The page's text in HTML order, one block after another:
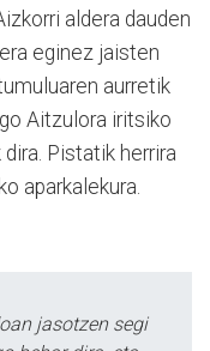
aldera dauden
eginez jaisten
aurretik
Aitzulora iritsiko
Pistatik herrira
aparkalekura.
jasotzen segi